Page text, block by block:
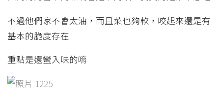
不過他們家不會太油，而且菜也夠軟，咬起來還是有
基本的脆度存在
重點是還蠻入味的唷